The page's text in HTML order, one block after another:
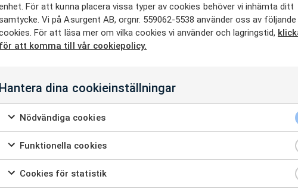
Asurgent behåller sin autonomi, kultur,
kundrelationer. Co-native kommer fokusera på
gruppen. Asurgents anställda får möjligheten att
I och med transaktionen blir Asurgents
medgrundare, Ulf Engerby och Stephan
”Som en del av Co-native ser vi fram mot att
Vi ser fram mot att se Asurgent & Xenit skapa en
molntjänster. Som företag kommer vi fortsätta
vi kan åtnjuta de resurser och synergier som en
inom Microsofts molntjänser och Amazons AWS.”
medgrundare och VD för Asurgent.
För att kunna placera vissa typer av cookies behöver vi inhämta ditt
Vi på Asurgent AB, orgnr. 559062-5538 använder oss av följande
För att läsa mer om vilka cookies vi använder och lagringstid,
för att komma till vår cookiepolicy.
Hantera dina cookieinställningar
Nödvändiga cookies
Funktionella cookies
Cookies för statistik